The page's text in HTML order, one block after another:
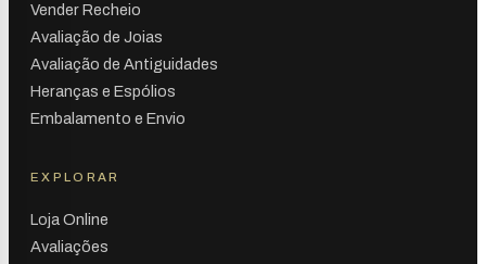
Vender Recheio
Avaliação de Joias
Avaliação de Antiguidades
Heranças e Espólios
Embalamento e Envio
EXPLORAR
Loja Online
Avaliações